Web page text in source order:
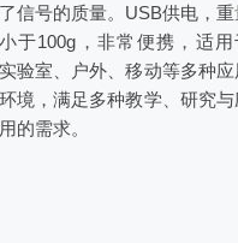
信号的质量。USB供电，重
于100g，非常便携，适用
验室、户外、移动等多种应
境，满足多种教学、研究与
的需求。